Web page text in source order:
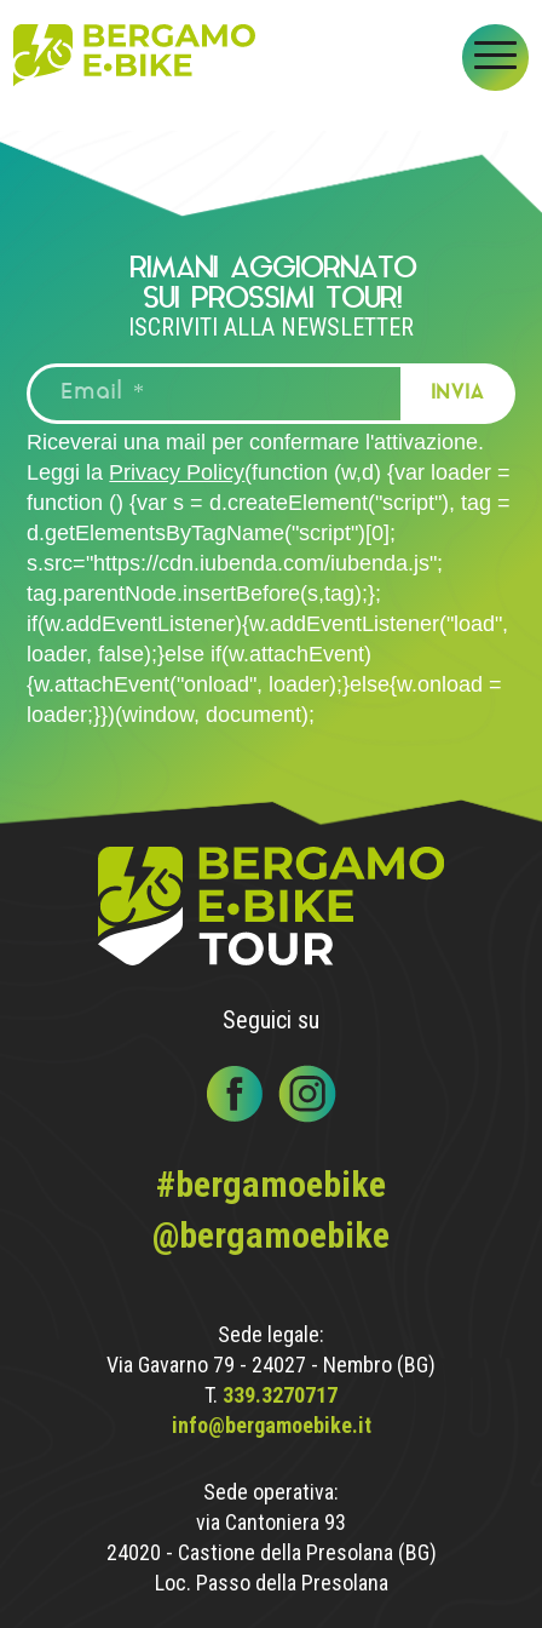
FACILE
RIMANI AGGIORNATO
SUI PROSSIMI TOUR!
ISCRIVITI ALLA NEWSLETTER
Riceverai una mail per confermare l'attivazione.
Leggi la Privacy Policy(function (w,d) {var loader =
function () {var s = d.createElement("script"), tag =
d.getElementsByTagName("script")[0];
s.src="https://cdn.iubenda.com/iubenda.js";
tag.parentNode.insertBefore(s,tag);};
if(w.addEventListener){w.addEventListener("load",
loader, false);}else if(w.attachEvent)
{w.attachEvent("onload", loader);}else{w.onload =
loader;}})(window, document);
Seguici su
#bergamoebike
@bergamoebike
Sede legale:
Via Gavarno 79 - 24027 - Nembro (BG)
T. 339.3270717
info@bergamoebike.it
Sede operativa:
via Cantoniera 93
24020 - Castione della Presolana (BG)
Loc. Passo della Presolana